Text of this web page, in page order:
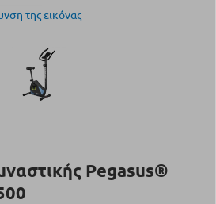
της εικόνας
Pegasus®